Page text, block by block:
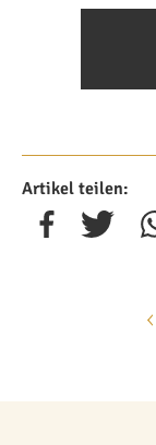
Artikel teilen: